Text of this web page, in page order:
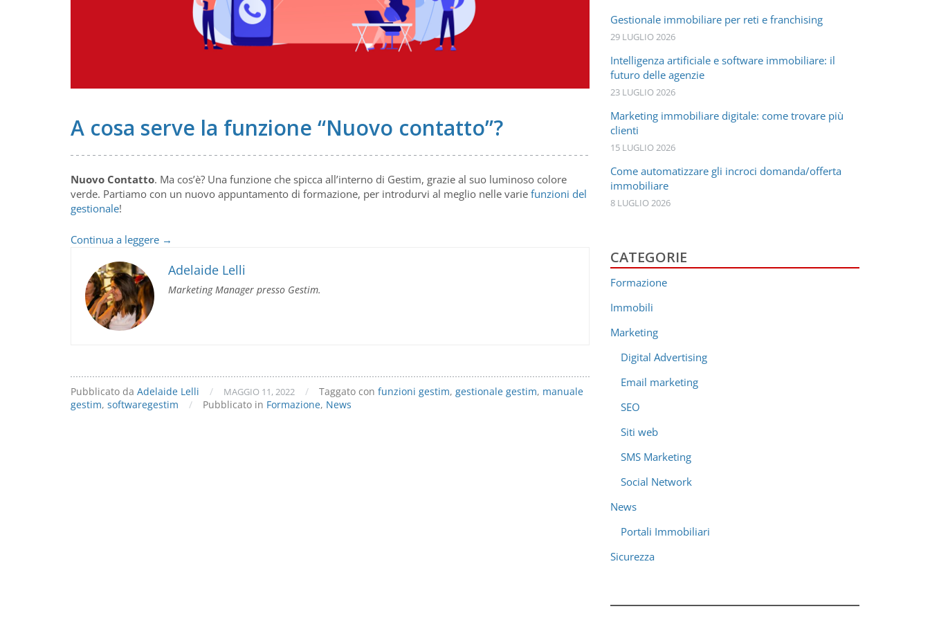
A cosa serve la funzione “Nuovo contatto”?
Nuovo Contatto. Ma cos’è? Una funzione che spicca all’interno di Gestim, grazie al suo luminoso colore
verde. Partiamo con un nuovo appuntamento di formazione, per introdurvi al meglio nelle varie funzioni del
gestionale!
Continua a leggere A
serve
funzione
→
Adelaide Lelli
Marketing Manager presso Gestim.
Pubblicato da Adelaide Lelli / MAGGIO 11, 2022 / Taggato con funzioni gestim, gestionale gestim, manuale
gestim, softwaregestim / Pubblicato in Formazione, News
Gestionale immobiliare per reti e franchising
29 LUGLIO 2026
Intelligenza artificiale e software immobiliare: il
futuro delle agenzie
23 LUGLIO 2026
Marketing immobiliare digitale: come trovare più
clienti
15 LUGLIO 2026
Come automatizzare gli incroci domanda/offerta
immobiliare
8 LUGLIO 2026
CATEGORIE
Formazione
Immobili
Marketing
Digital Advertising
Email marketing
SEO
Siti web
SMS Marketing
Social Network
News
Portali Immobiliari
Sicurezza